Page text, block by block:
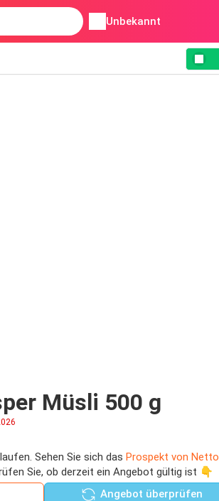
Unbekannt
Müsli 500 g
Sehen Sie sich das Prospekt von Netto
Sie, ob derzeit ein Angebot gültig ist 👇
Angebot überprüfen